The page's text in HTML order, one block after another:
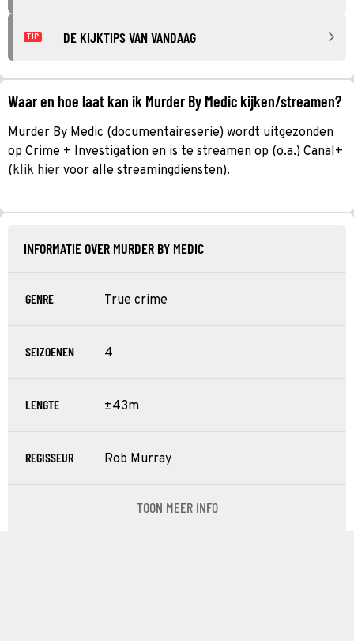
TIP DE KIJKTIPS VAN VANDAAG
Waar en hoe laat kan ik Murder By Medic kijken/streamen?
Murder By Medic (documentaireserie) wordt uitgezonden
op Crime + Investigation en is te streamen op (o.a.) Canal+
(klik hier voor alle streamingdiensten).
INFORMATIE OVER MURDER BY MEDIC
GENRE True crime
SEIZOENEN 4
LENGTE ±43m
REGISSEUR Rob Murray
TOON MEER INFO